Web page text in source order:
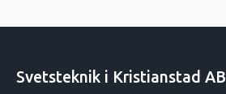
Svetsteknik i Kristianstad AB